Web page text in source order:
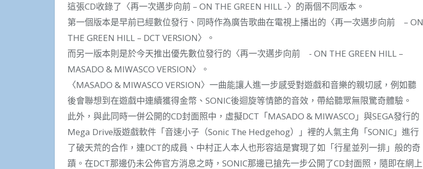
這張CD收錄了〈再一次邁步向前 – ON THE GREEN HILL -〉的兩個不同版本。
第一個版本是早前已經數位發行、同時作為廣告歌曲在電視上播出的〈再一次邁步向前 – ON
THE GREEN HILL – DCT VERSION〉。
而另一版本則是於今天推出優先數位發行的〈再一次邁步向前 - ON THE GREEN HILL –
MASADO & MIWASCO VERSION〉。
〈MASADO & MIWASCO VERSION〉一曲能讓人進一步感受對遊戲和音樂的親切感，例如聽
後會聯想到在遊戲中連續獲得金幣、SONIC後迴旋等情節的音效，帶給聽眾無限驚奇體驗。
此外，與此同時一併公開的CD封面照中，虛擬DCT「MASADO & MIWASCO」與SEGA發行的
Mega Drive版遊戲軟件「音速小子（Sonic The Hedgehog）」裡的人氣主角「SONIC」進行
了破天荒的合作，連DCT的成員、中村正人本人也形容這是實現了如「行星並列一排」般的奇
蹟。在DCT那邊仍未公佈官方消息之時，SONIC那邊已搶先一步公開了CD封面照，隨即在網上